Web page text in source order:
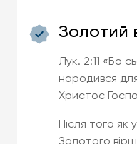
Золотий
Лук. 2:11 «Бо
народився
Христос
Після того як